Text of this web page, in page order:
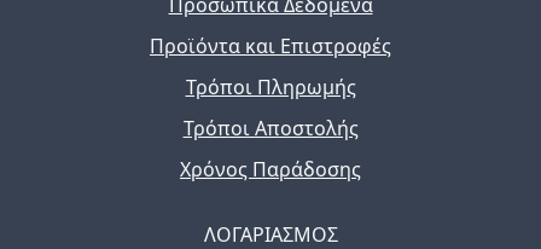
Προϊόντα και Επιστροφές
Τρόποι Πληρωμής
Τρόποι Αποστολής
Χρόνος Παράδοσης
ΛΟΓΑΡΙΑΣΜΟΣ